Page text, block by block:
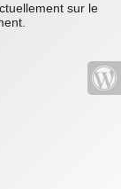
sur le